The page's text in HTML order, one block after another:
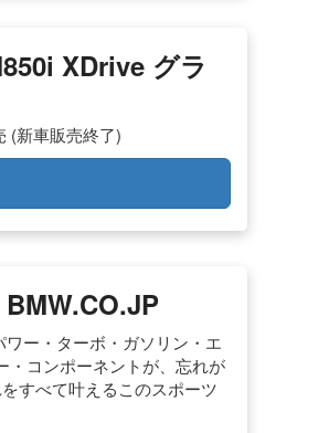
XDrive グラ
(新車販売終了)
ー・ターボ・ガソリン・エ
・コンポーネントが、忘れが
すべて叶えるこのスポーツ